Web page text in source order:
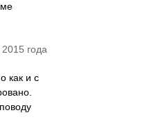
года
как и с